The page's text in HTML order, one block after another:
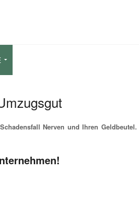
Nerven und Ihren Geldbeutel.